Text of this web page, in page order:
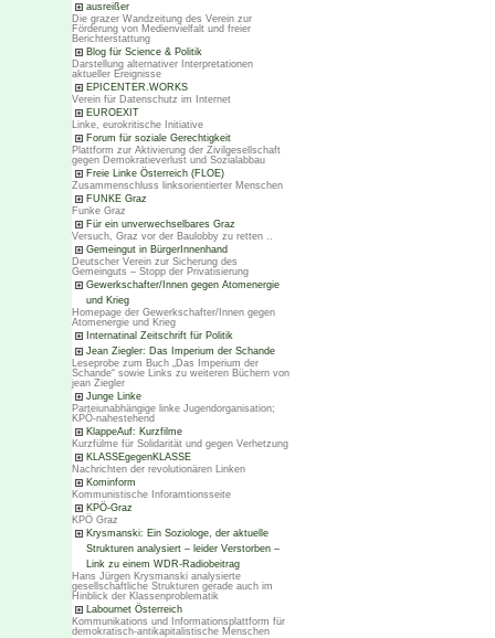
ausreißer
Die grazer Wandzeitung des Verein zur
Förderung von Medienvielfalt und freier
Berichterstattung
Blog für Science & Politik
Darstellung alternativer Interpretationen
aktueller Ereignisse
EPICENTER.WORKS
Verein für Datenschutz im Internet
EUROEXIT
Linke, eurokritische Initiative
Forum für soziale Gerechtigkeit
Plattform zur Aktivierung der Zivilgesellschaft
gegen Demokratieverlust und Sozialabbau
Freie Linke Österreich (FLOE)
Zusammenschluss linksorientierter Menschen
FUNKE Graz
Funke Graz
Für ein unverwechselbares Graz
Versuch, Graz vor der Baulobby zu retten ..
Gemeingut in BürgerInnenhand
Deutscher Verein zur Sicherung des
Gemeinguts – Stopp der Privatisierung
Gewerkschafter/Innen gegen Atomenergie
und Krieg
Homepage der Gewerkschafter/Innen gegen
Atomenergie und Krieg
Internatinal Zeitschrift für Politik
Jean Ziegler: Das Imperium der Schande
Leseprobe zum Buch „Das Imperium der
Schande“ sowie Links zu weiteren Büchern von
jean Ziegler
Junge Linke
Parteiunabhängige linke Jugendorganisation;
KPÖ-nahestehend
KlappeAuf: Kurzfilme
Kurzfülme für Solidarität und gegen Verhetzung
KLASSEgegenKLASSE
Nachrichten der revolutionären Linken
Kominform
Kommunistische Inforamtionsseite
KPÖ-Graz
KPÖ Graz
Krysmanski: Ein Soziologe, der aktuelle
Strukturen analysiert – leider Verstorben –
Link zu einem WDR-Radiobeitrag
Hans Jürgen Krysmanski analysierte
gesellschaftliche Strukturen gerade auch im
Hinblick der Klassenproblematik
Labournet Österreich
Kommunikations und Informationsplattform für
demokratisch-antikapitalistische Menschen